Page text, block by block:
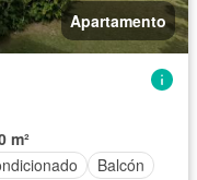
Apartamento
m²
Balcón